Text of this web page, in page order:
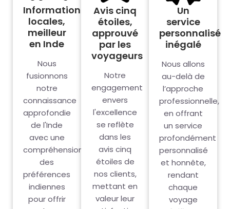
Informations
locales,
meilleur
en Inde
Nous
fusionnons
notre
connaissance
approfondie
de l'Inde
avec une
compréhension
des
préférences
indiennes
pour offrir
Avis cinq
étoiles,
approuvé
par les
voyageurs
Notre
engagement
envers
l'excellence
se reflète
dans les
avis cinq
étoiles de
nos clients,
mettant en
valeur leur
Un
service
personnalisé
inégalé
Nous allons
au-delà de
l’approche
professionnelle,
en offrant
un service
profondément
personnalisé
et honnête,
rendant
chaque
voyage